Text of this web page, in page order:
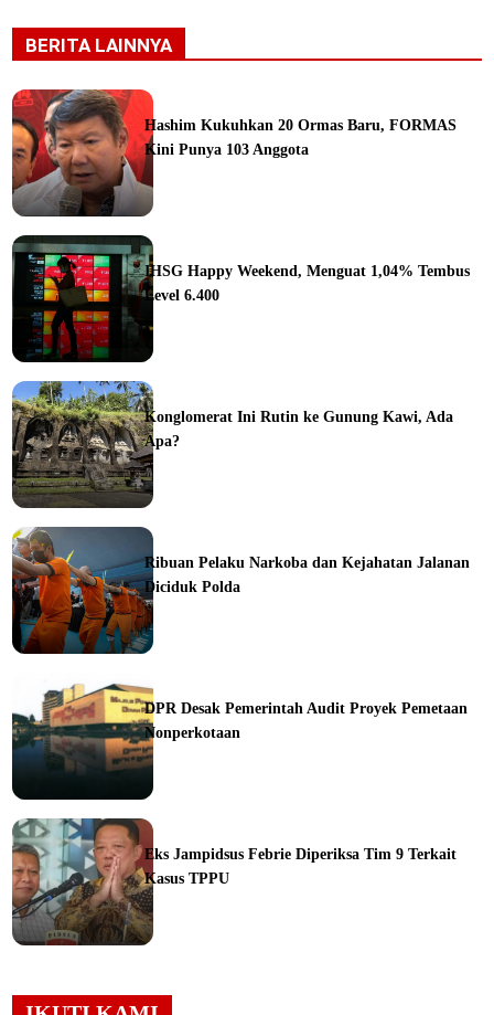
BERITA LAINNYA
Hashim Kukuhkan 20 Ormas Baru, FORMAS
Kini Punya 103 Anggota
IHSG Happy Weekend, Menguat 1,04% Tembus
Level 6.400
Konglomerat Ini Rutin ke Gunung Kawi, Ada
Apa?
Ribuan Pelaku Narkoba dan Kejahatan Jalanan
Diciduk Polda
DPR Desak Pemerintah Audit Proyek Pemetaan
Nonperkotaan
Eks Jampidsus Febrie Diperiksa Tim 9 Terkait
Kasus TPPU